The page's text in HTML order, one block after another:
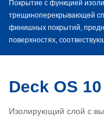
Покрытие с функцией
трещиноперекрывающей
финишных покрытий,
поверхностях,
Deck OS 10
Изолирующий слой с